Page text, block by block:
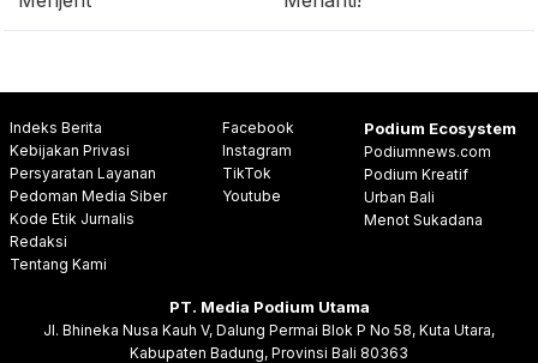
Indeks Berita
Kebijakan Privasi
Persyaratan Layanan
Pedoman Media Siber
Kode Etik Jurnalis
Redaksi
Tentang Kami
Facebook
Instagram
TikTok
Youtube
Podium Ecosystem
Podiumnews.com
Podium Kreatif
Urban Bali
Menot Sukadana
PT. Media Podium Utama
Jl. Bhineka Nusa Kauh V, Dalung Permai Blok P No 58, Kuta Utara,
Kabupaten Badung, Provinsi Bali 80363